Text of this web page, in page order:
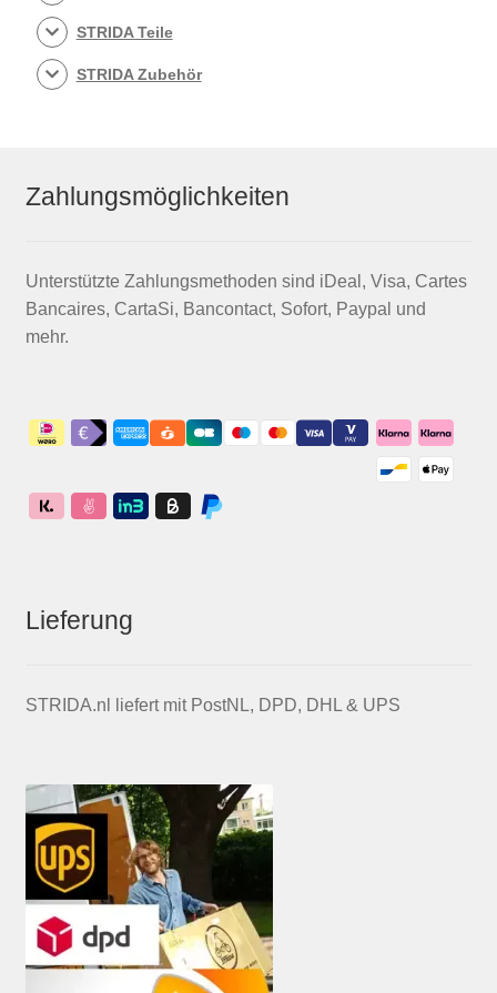
STRIDA Teile
STRIDA Zubehör
Zahlungsmöglichkeiten
Unterstützte Zahlungsmethoden sind iDeal, Visa, Cartes
Bancaires, CartaSi, Bancontact, Sofort, Paypal und
mehr.
Lieferung
STRIDA.nl liefert mit PostNL, DPD, DHL & UPS